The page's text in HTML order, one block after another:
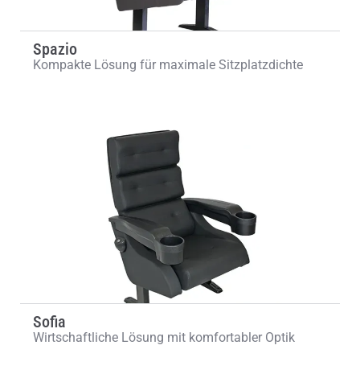
Spazio
Kompakte Lösung für maximale Sitzplatzdichte
Sofia
Wirtschaftliche Lösung mit komfortabler Optik